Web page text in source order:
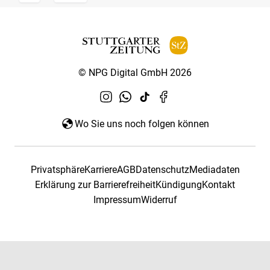
© NPG Digital GmbH 2026
Wo Sie uns noch folgen können
PrivatsphäreKarriereAGBDatenschutzMediadaten
Erklärung zur BarrierefreiheitKündigungKontakt
ImpressumWiderruf